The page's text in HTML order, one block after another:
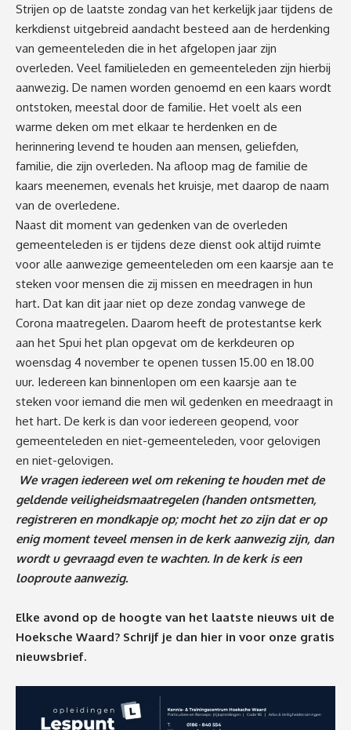
Strijen op de laatste zondag van het kerkelijk jaar tijdens de
kerkdienst uitgebreid aandacht besteed aan de herdenking
van gemeenteleden die in het afgelopen jaar zijn
overleden. Veel familieleden en gemeenteleden zijn hierbij
aanwezig. De namen worden genoemd en een kaars wordt
ontstoken, meestal door de familie. Het voelt als een
warme deken om met elkaar te herdenken en de
herinnering levend te houden aan mensen, geliefden,
familie, die zijn overleden. Na afloop mag de familie de
kaars meenemen, evenals het kruisje, met daarop de naam
van de overledene.
Naast dit moment van gedenken van de overleden
gemeenteleden is er tijdens deze dienst ook altijd ruimte
voor alle aanwezige gemeenteleden om een kaarsje aan te
steken voor mensen die zij missen en meedragen in hun
hart. Dat kan dit jaar niet op deze zondag vanwege de
Corona maatregelen. Daarom heeft de protestantse kerk
aan het Spui het plan opgevat om de kerkdeuren op
woensdag 4 november te openen tussen 15.00 en 18.00
uur. Iedereen kan binnenlopen om een kaarsje aan te
steken voor iemand die men wil gedenken en meedraagt in
het hart. De kerk is dan voor iedereen geopend, voor
gemeenteleden en niet-gemeenteleden, voor gelovigen
en niet-gelovigen.
We vragen iedereen wel om rekening te houden met de
geldende veiligheidsmaatregelen (handen ontsmetten,
registreren en mondkapje op; mocht het zo zijn dat er op
enig moment teveel mensen in de kerk aanwezig zijn, dan
wordt u gevraagd even te wachten. In de kerk is een
looproute aanwezig.
Elke avond op de hoogte van het laatste nieuws uit de
Hoeksche Waard? Schrijf je dan hier in voor onze gratis
nieuwsbrief.